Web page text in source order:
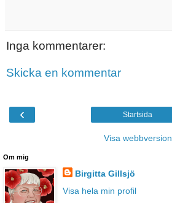
Inga kommentarer:
Skicka en kommentar
‹ Startsida
Visa webbversion
Om mig
Birgitta Gillsjö
Visa hela min profil